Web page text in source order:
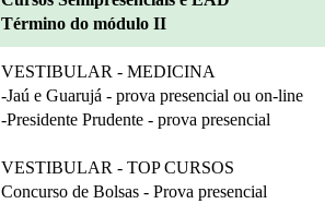
Término do módulo II
VESTIBULAR - MEDICINA
-Jaú e Guarujá - prova presencial ou on-line
-Presidente Prudente - prova presencial
VESTIBULAR - TOP CURSOS
Concurso de Bolsas - Prova presencial